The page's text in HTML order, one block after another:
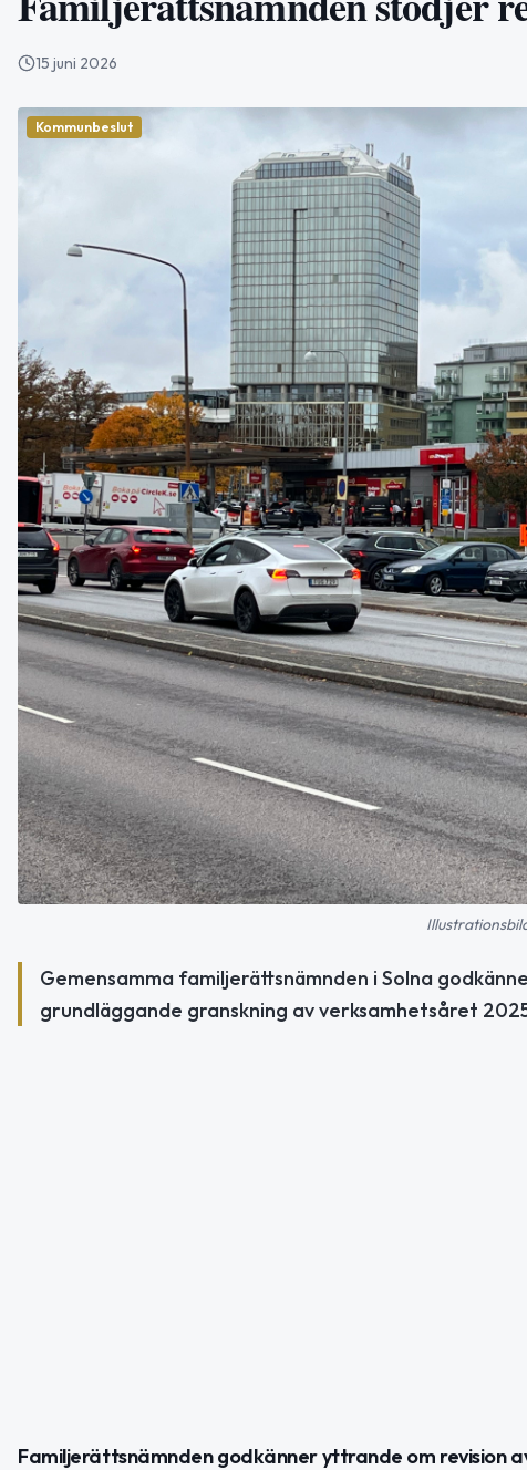
15 juni 2026
Kommunbeslut
Gemensamma familjerättsnämnden i Solna
grundläggande granskning av verksamhetsåret
Familjerättsnämnden godkänner yttrande om revision